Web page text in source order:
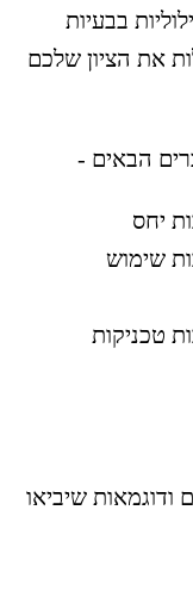
בבעיות
את הציון שלכם
הבאים -
יחס
שימוש
טכניקות
שיביאו